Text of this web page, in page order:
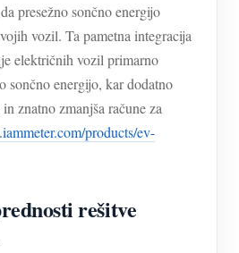
presežno sončno energijo
vozil. Ta pametna integracija
električnih vozil primarno
sončno energijo, kar dodatno
znatno zmanjša račune za
products/ev-
rešitve